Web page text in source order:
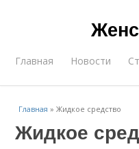
Главная Новости
Главная »Жидкое средство
Жидкое